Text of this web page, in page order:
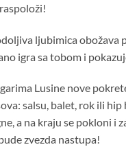
ljubimica obožava
igra sa tobom i
Lusine nove
salsu, balet, rok ili hip
a na kraju se pokloni i
zvezda nastupa!